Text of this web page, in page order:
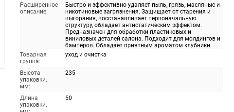
Расширенное
описание:
Быстро и эффективно удаляет пыль, грязь, масляные и
никотиновые загрязнения. Защищает от старения и
выгорания, восстанавливает первоначальную
структуру, обладает антистатическим эффектом.
Предназначен для обработки пластиковых и
виниловых деталей салона. Подходит для молдингов и
бамперов. Обладает приятным ароматом клубники.
Товарная
группа:
уход и очистка
Высота
упаковки,
мм:
235
Длина
упаковки,
50